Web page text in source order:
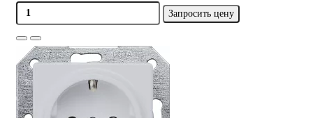
Запросить цену